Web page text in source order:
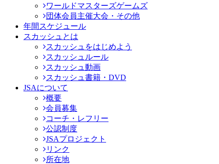
ワールドマスターズゲームズ
団体会員主催大会・その他
年間スケジュール
スカッシュとは
スカッシュをはじめよう
スカッシュルール
スカッシュ動画
スカッシュ書籍・DVD
JSAについて
概要
会員募集
コーチ・レフリー
公認制度
JSAプロジェクト
リンク
所在地